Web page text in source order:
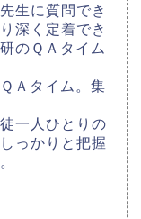
生に質問でき
深く定着でき
のＱＡタイム
Ａタイム。集
一人ひとりの
っかりと把握